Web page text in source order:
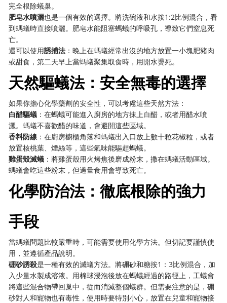
完全根除蟻巢。
肥皂水噴灑也是一個有效的選擇。將洗碗液和水按1:2比例混合，看
到螞蟻時直接噴灑。肥皂水能阻塞螞蟻的呼吸孔，導致它們窒息死
亡。
還可以使用誘捕法 ：晚上在螞蟻經常出沒的地方放置一小塊肥豬肉
或甜食，第二天早上當螞蟻聚集取食時，用開水燙死。
天然驅蟻法：安全無毒的選擇
如果你擔心化學藥劑的安全性，可以考慮這些天然方法：
白醋驅蟻 ：在螞蟻可能進入廚房的地方抹上白醋，或者用醋水噴
灑。螞蟻不喜歡醋的味道，會避開這些區域。
香料防線 ：在廚房櫥櫃角落和螞蟻出入口放上數十粒花椒粒，或者
放置核桃葉、煙絲等，這些氣味能驅趕螞蟻。
雞蛋殼滅蟻 ：將雞蛋殼用火烤焦後磨成粉末，撒在螞蟻活動區域。
螞蟻會吃這些粉末，但過量食用會導致死亡。
化學防治法：徹底根除的強力
手段
當螞蟻問題比較嚴重時，可能需要使用化學方法。但切記要謹慎使
用，並遵循產品說明。
硼砂誘殺是一種有效的滅蟻方法。將硼砂和糖按1：3比例混合，加
入少量水製成溶液。用棉球浸泡後放在螞蟻經過的路徑上，工蟻會
將這些混合物帶回巢中，從而消滅整個蟻群。但需要注意的是，硼
砂對人和寵物也有毒性，使用時要特別小心，放置在兒童和寵物接